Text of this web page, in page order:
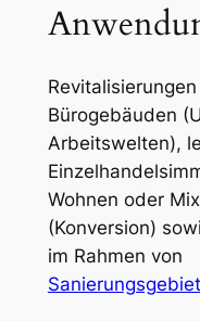
Bürogebäuden
Arbeitswelten),
Wohnen oder
(Konversion)
im Rahmen von